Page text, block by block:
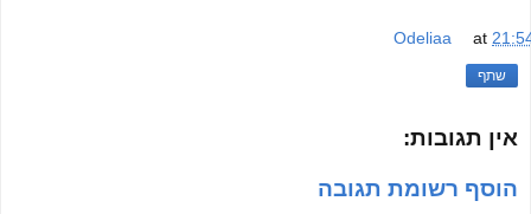
Odeliaa at
שתף
אין תגובות:
הוסף רשומת תגובה